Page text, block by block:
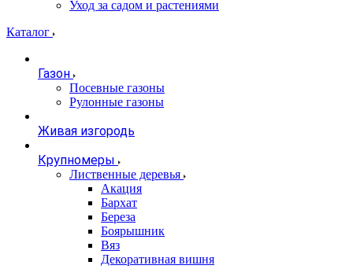
Уход за садом и растениями
Каталог
Газон
Посевные газоны
Рулонные газоны
Живая изгородь
Крупномеры
Лиственные деревья
Акация
Бархат
Береза
Боярышник
Вяз
Декоративная вишня